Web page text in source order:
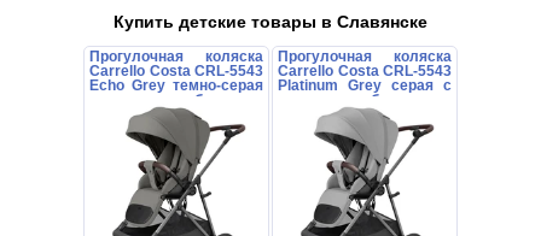
Купить детские товары в Славянске
Прогулочная коляска
Carrello Costa CRL-5543
Echo Grey темно-серая
с поворотным блоком
Прогулочная коляска
Carrello Costa CRL-5543
Platinum Grey серая с
поворотным блоком